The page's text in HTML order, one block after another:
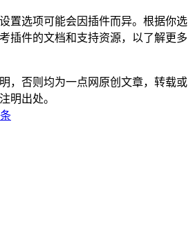
置选项可能会因插件而异。根据你选
插件的文档和支持资源，以了解更多
，否则均为一点网 原创文章，转载或
明出处。